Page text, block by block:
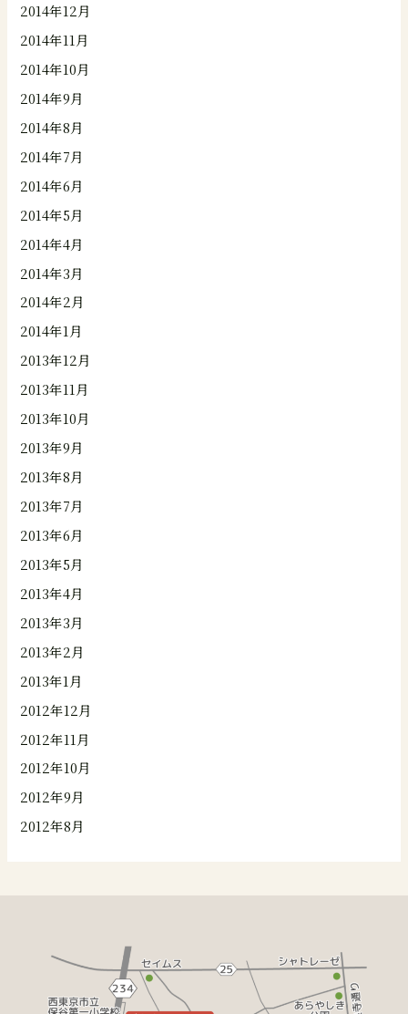
2014年12月
2014年11月
2014年10月
2014年9月
2014年8月
2014年7月
2014年6月
2014年5月
2014年4月
2014年3月
2014年2月
2014年1月
2013年12月
2013年11月
2013年10月
2013年9月
2013年8月
2013年7月
2013年6月
2013年5月
2013年4月
2013年3月
2013年2月
2013年1月
2012年12月
2012年11月
2012年10月
2012年9月
2012年8月